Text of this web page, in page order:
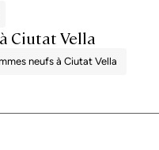
Ciutat Vella
neufs à Ciutat Vella